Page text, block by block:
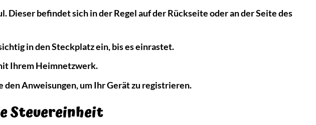
Dieser befindet sich in der Regel auf der Rückseite oder an der Seite des
in den Steckplatz ein, bis es einrastet.
Ihrem Heimnetzwerk.
den Anweisungen, um Ihr Gerät zu registrieren.
Steuereinheit